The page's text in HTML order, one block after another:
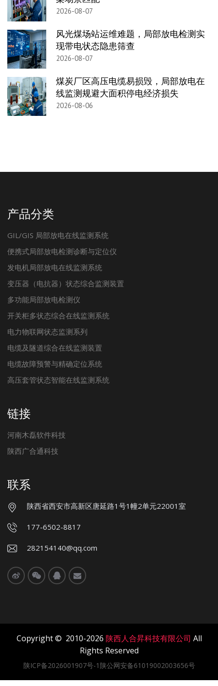
2026-08-07
风光煤场站运维难题，局部放电检测实
现带电状态隐患筛查
2026-08-07
煤炭厂区高压电缆易损毁，局部放电在
线监测规避大面积停电经济损失
2026-08-06
产品分类
GIL/GIS 局部放电在线监测系统
便携式局部放电检测诊断与定位仪
发电机局部放电在线监测系统
变压器（电抗器）状态综合监测装置
多功能局部放电检测仪
开关柜多状态综合在线监测系统
电力物联网状态监测系列
电缆及隧道综合在线监测装置
电缆故障预警与精确定位系统
高压套管状态智能在线监测系统
链接
河南木磊软件科技
陕西广合通科技
联系
陕西省西安市高新区唐延路1号1幢2单元22001室
177-6502-8817
282154140@qq.com
Copyright © 2010-2026 陕西人合昇科技有限公司 All
Rights Reserved
陕ICP备2026001907号-1陕公网安备61019002003656号